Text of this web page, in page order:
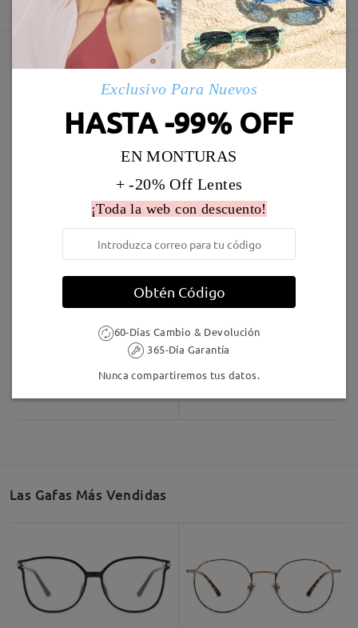
5-7 días laborales detalles
Enviado
5-7 días laborales
detalles
Marcos Similares
9,95 € TR17150 18,95 €
16,95 €
Las Gafas Más Vendidas
Exclusivo Para Nuevos
HASTA -99% OFF
EN MONTURAS
+ -20% Off Lentes
¡Toda la web con descuento!
Obtén Código
60-Días Cambio & Devolución
365-Día Garantía
Nunca compartiremos tus datos.